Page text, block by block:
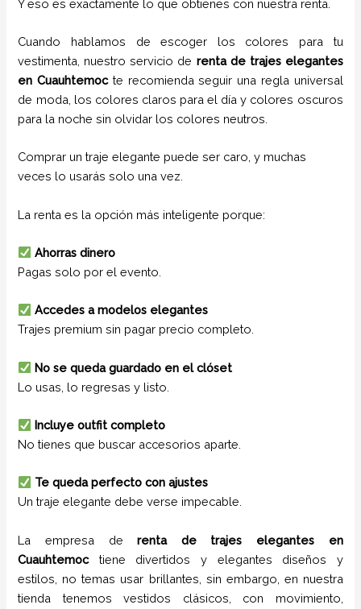
Y eso es exactamente lo que obtienes con nuestra renta.
Cuando hablamos de escoger los colores para tu
vestimenta, nuestro servicio de renta de trajes elegantes
enCuauhtemocte recomienda seguir una regla universal
de moda, los colores claros para el día y colores oscuros
para la noche sin olvidar los colores neutros.
Comprar un traje elegante puede ser caro, y muchas
veces lo usarás solo una vez.
La renta es la opción más inteligente porque:
Ahorras dinero
Pagas solo por el evento.
Accedes a modelos elegantes
Trajes premium sin pagar precio completo.
No se queda guardado en el clóset
Lo usas, lo regresas y listo.
Incluye outfit completo
No tienes que buscar accesorios aparte.
Te queda perfecto con ajustes
Un traje elegante debe verse impecable.
La empresa derenta de trajes elegantes en
Cuauhtemoc
tiene
divertidos y elegantes diseños y
estilos,
no temas usar brillantes, sin embargo, en nuestra
tienda tenemos vestidos clásicos, con movimiento,